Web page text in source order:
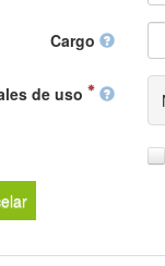
Cargo
de uso